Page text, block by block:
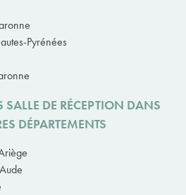
Pyrénées
SALLE DE RÉCEPTION DANS
DÉPARTEMENTS